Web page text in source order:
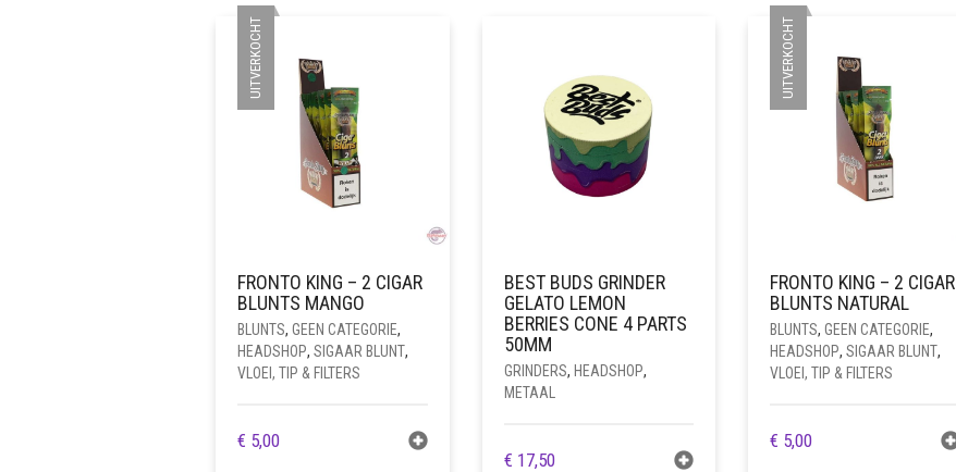
UITVERKOCHT
FRONTO KING – 2 CIGAR
BLUNTS MANGO
BLUNTS, GEEN CATEGORIE,
HEADSHOP, SIGAAR BLUNT,
VLOEI, TIP & FILTERS
€ 5,00
BEST BUDS GRINDER
GELATO LEMON
BERRIES CONE 4 PARTS
50MM
GRINDERS, HEADSHOP,
METAAL
€ 17,50
UITVERKOCHT
FRONTO KING – 2 CIGAR
BLUNTS NATURAL
BLUNTS, GEEN CATEGORIE,
HEADSHOP, SIGAAR BLUNT,
VLOEI, TIP & FILTERS
€ 5,00